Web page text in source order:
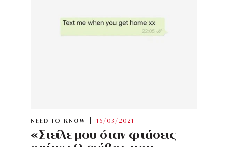
NEED TO KNOW 16/03/2021
«Στείλε μου όταν φτάσεις